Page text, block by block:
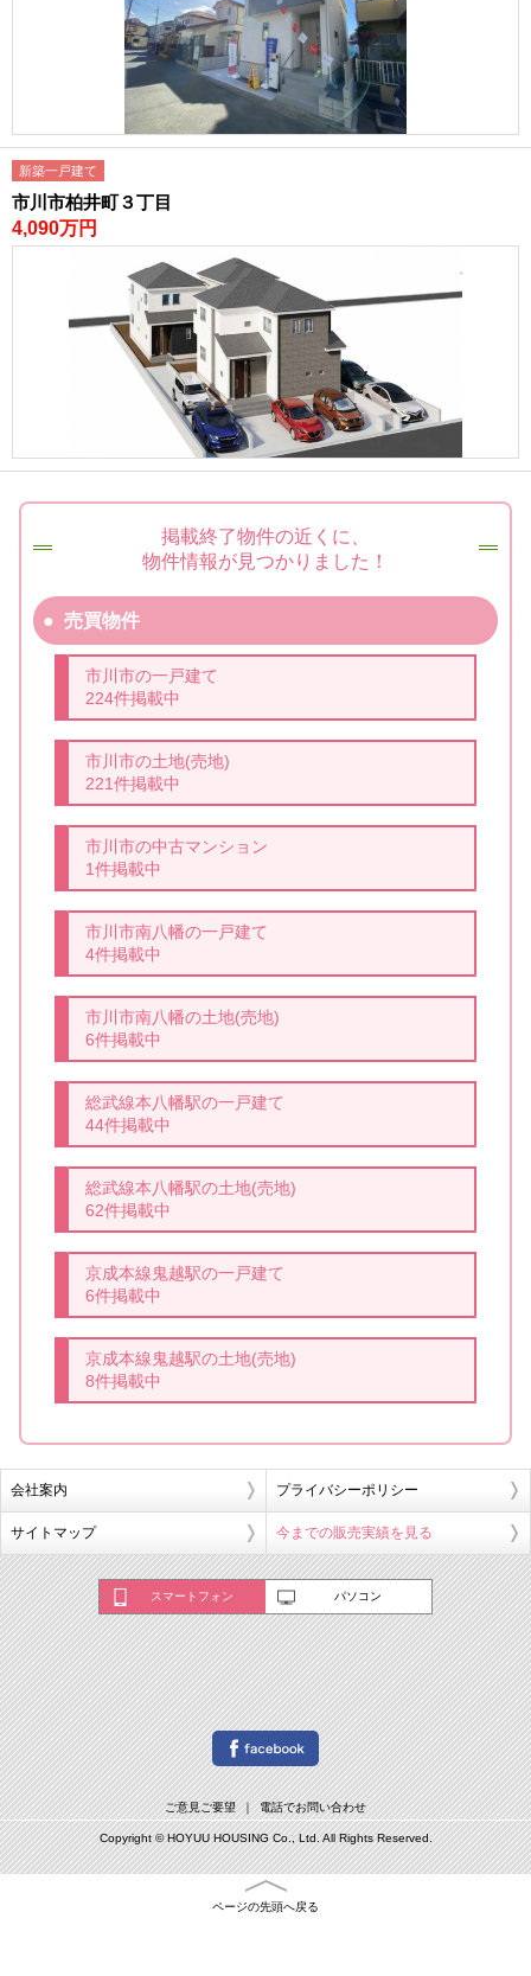
新築一戸建て
市川市柏井町３丁目
4,090万円
掲載終了物件の近くに、
物件情報が見つかりました！
売買物件
市川市の一戸建て
224件掲載中
市川市の土地(売地)
221件掲載中
市川市の中古マンション
1件掲載中
市川市南八幡の一戸建て
4件掲載中
市川市南八幡の土地(売地)
6件掲載中
総武線本八幡駅の一戸建て
44件掲載中
総武線本八幡駅の土地(売地)
62件掲載中
京成本線鬼越駅の一戸建て
6件掲載中
京成本線鬼越駅の土地(売地)
8件掲載中
会社案内 プライバシーポリシー
サイトマップ 今までの販売実績を見る
スマートフォン パソコン
ご意見ご要望 電話でお問い合わせ
Copyright © HOYUU HOUSING Co., Ltd. All Rights Reserved.
ページの先頭へ戻る